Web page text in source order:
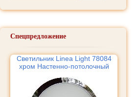
Спецпредложение
Светильник Linea Light 78084
хром Настенно-потолочный